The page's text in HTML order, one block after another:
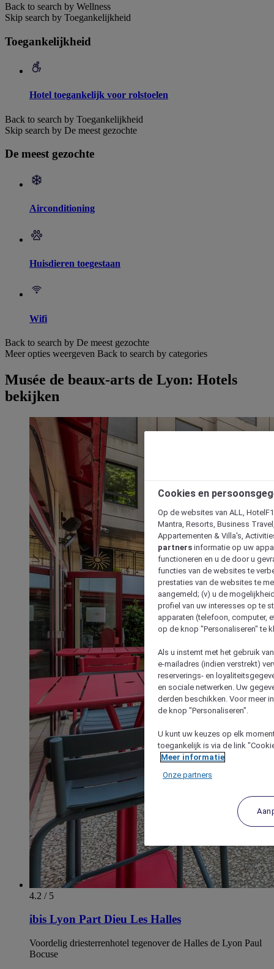
Back to search by Wellness
Skip search by Toegankelijkheid
Toegankelijkheid
Hotel toegankelijk voor rolstoelen
Back to search by Toegankelijkheid
Skip search by De meest gezochte
De meest gezochte
Airconditioning
Huisdieren toegestaan
Wifi
Back to search by De meest gezochte
Meer opties weergeven Back to search by categories
Musée de beaux-arts de Lyon: Hotels
bekijken
4.2 / 5
ibis Lyon Part Dieu Les Halles
Voordelig driesterrenhotel tegenover de Halles de Lyon Paul
Bocuse
Cookies en
Op de websites van ALL,
Mantra, Resorts, Business
Appartementen & Villa's,
partners informatie op uw
functioneren en u de door u
functies van de websites te
prestaties van de websites te
aangemeld; (v) u de
profiel van uw interesses op te
apparaten (telefoon, computer,
op de knop "Personaliseren" te
Als u instemt met het gebruik
e-mailadres (indien verstrekt)
reserverings- en
en sociale netwerken. Uw
derden beschikken. Voor meer
de knop "Personaliseren".
U kunt uw keuzes op elk
toegankelijk is via de link
Meer informatie
Onze partners